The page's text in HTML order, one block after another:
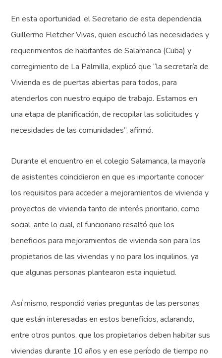
En esta oportunidad, el Secretario de esta dependencia,
Guillermo Fletcher Vivas, quien escuchó las necesidades y
requerimientos de habitantes de Salamanca (Cuba) y
corregimiento de La Palmilla, explicó que “la secretaría de
Vivienda es de puertas abiertas para todos, para
atenderlos con nuestro equipo de trabajo. Estamos en
una etapa de planificación, de recopilar las solicitudes y
necesidades de las comunidades”, afirmó.
Durante el encuentro en el colegio Salamanca, la mayoría
de asistentes coincidieron en que es importante conocer
los requisitos para acceder a mejoramientos de vivienda y
proyectos de vivienda tanto de interés prioritario, como
social, ante lo cual, el funcionario resaltó que los
beneficios para mejoramientos de vivienda son para los
propietarios de las viviendas y no para los inquilinos, ya
que algunas personas plantearon esta inquietud.
Así mismo, respondió varias preguntas de las personas
que están interesadas en estos beneficios, aclarando,
entre otros puntos, que los propietarios deben habitar sus
viviendas durante 10 años y en ese período de tiempo no